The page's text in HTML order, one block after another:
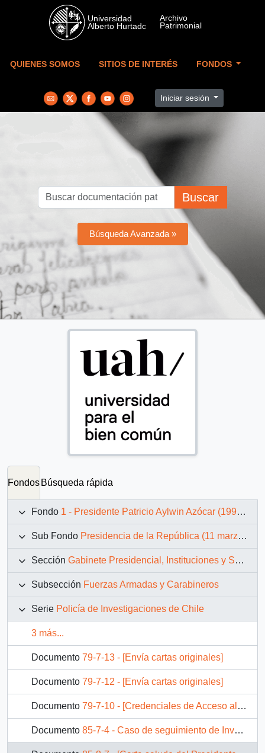
Skip to main content
QUIENES SOMOS SITIOS DE INTERÉS FONDOS
Iniciar sesión
Buscar
Búsqueda Avanzada »
Fondos Búsqueda rápida
Fondo 1 - Presidente Patricio Aylwin Azócar (1990-1994)
Sub Fondo Presidencia de la República (11 marzo 1990 – 11 marzo 1994)
Sección Gabinete Presidencial, Instituciones y Servicios
Subsección Fuerzas Armadas y Carabineros
Serie Policía de Investigaciones de Chile
3 más...
Documento 79-7-13 - [Envía cartas originales]
Documento 79-7-12 - [Envía cartas originales]
Documento 79-7-10 - [Credenciales de Acceso al Palacio La Moneda, a los Oficiales Policiales]
Documento 85-7-4 - Caso de seguimiento de Investigaciones: Argumentos posibles para rebatir ataques UDI